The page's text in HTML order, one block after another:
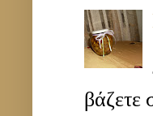
βάζετε